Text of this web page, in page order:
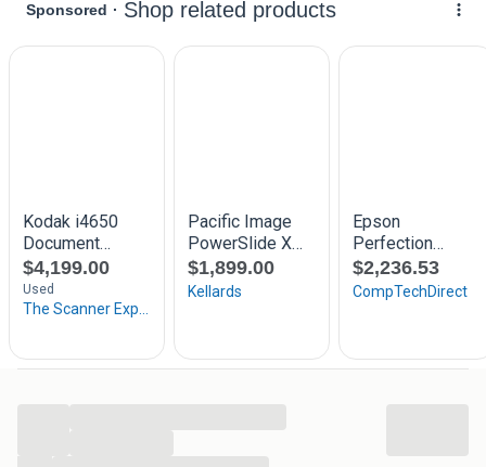
worden gebruikt om ruimte op het bureau te besparen. Met
resultaten van hoge kwaliteit. Je kunt je foto's en
De stroomvoorziening en connectiviteit van de V39 worden
geregeld via een enkele Micro USB, zodat je minder kabels
nodig hebt en je werkruimte opgeruimd blijft. Het apparaat
heeft ook een ingebouwde standaard voor flexibel
scannen, passend bij je bureauruimte.
Snelle resultaten van hoge kwaliteit